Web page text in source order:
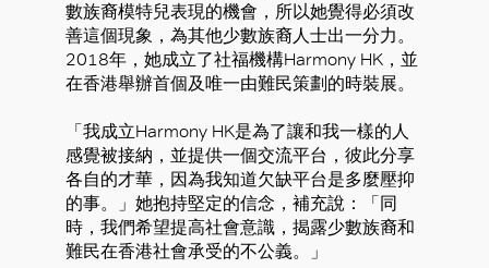
數族裔模特兒表現的機會，所以她覺得必須改
善這個現象，為其他少數族裔人士出一分力。
2018年，她成立了社福機構Harmony HK，並
在香港舉辦首個及唯一由難民策劃的時裝展。
「我成立Harmony HK是為了讓和我一樣的人
感覺被接納，並提供一個交流平台，彼此分享
各自的才華，因為我知道欠缺平台是多麼壓抑
的事。」她抱持堅定的信念，補充說：「同
時，我們希望提高社會意識，揭露少數族裔和
難民在香港社會承受的不公義。」